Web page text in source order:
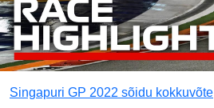
Singapuri GP 2022 sõidu kokkuvõte